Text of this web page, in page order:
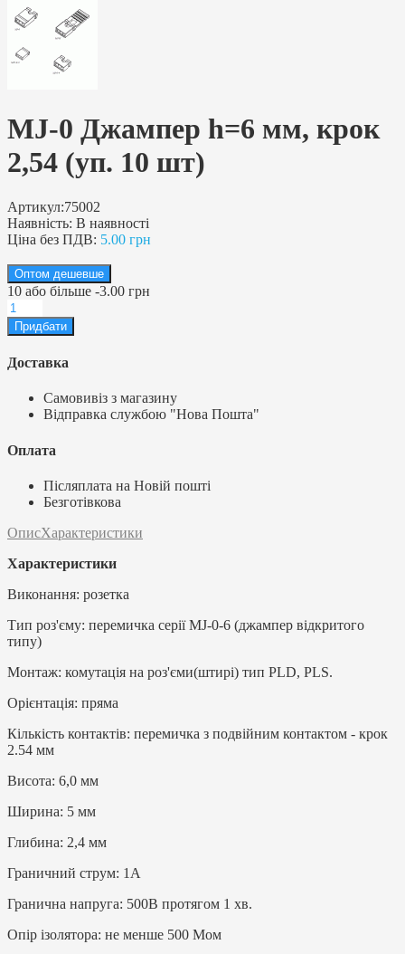
MJ-0 Джампер h=6 мм, крок
2,54 (уп. 10 шт)
Артикул:75002
Наявність: В наявності
Ціна без ПДВ: 5.00 грн
Оптом дешевше
10 або більше -3.00 грн
Доставка
Самовивіз з магазину
Відправка службою "Нова Пошта"
Оплата
Післяплата на Новій пошті
Безготівкова
ОписХарактеристики
Характеристики
Виконання: розетка
Тип роз'єму: перемичка серії MJ-0-6 (джампер відкритого
типу)
Монтаж: комутація на роз'єми(штирі) тип PLD, PLS.
Орієнтація: пряма
Кількість контактів: перемичка з подвійним контактом - крок
2.54 мм
Висота: 6,0 мм
Ширина: 5 мм
Глибина: 2,4 мм
Граничний струм: 1А
Гранична напруга: 500В протягом 1 хв.
Опір ізолятора: не менше 500 Мом